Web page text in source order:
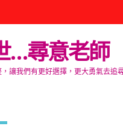
…尋意老師
讓我們有更好選擇，更大勇氣去